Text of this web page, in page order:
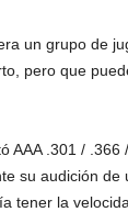
un grupo de
pero que
AAA .301 /
su audición de
tener la